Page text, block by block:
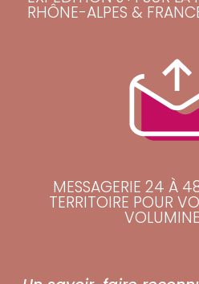
RHÔNE-ALPES &
MESSAGERIE 24 À
TERRITOIRE POUR